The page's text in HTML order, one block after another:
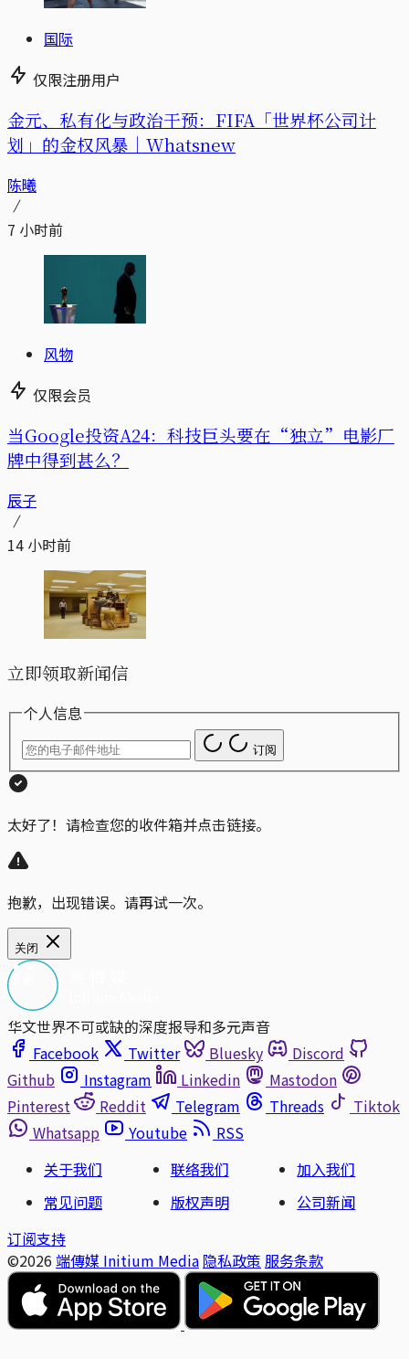
国际
仅限注册用户
金元、私有化与政治干预：FIFA「世界杯公司计
划」的金权风暴｜Whatsnew
陈曦
7 小时前
风物
仅限会员
当Google投资A24：科技巨头要在“独立”电影厂
牌中得到甚么？
辰子
14 小时前
立即领取新闻信
个人信息
订阅
太好了！请检查您的收件箱并点击链接。
抱歉，出现错误。请再试一次。
关闭
华文世界不可或缺的深度报导和多元声音
Facebook
Twitter Bluesky
Discord
Github
Instagram Linkedin
Mastodon
Pinterest
Reddit Telegram Threads
Tiktok
Whatsapp
Youtube
RSS
关于我们
联络我们
加入我们
常见问题
版权声明
公司新闻
订阅支持
©2026 端傳媒 Initium Media 隐私政策 服务条款